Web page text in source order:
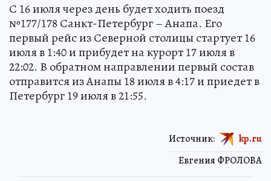
С 16 июля через день будет ходить поезд
№177/178 Санкт-Петербург – Анапа. Его
первый рейс из Северной столицы стартует 16
июля в 1:40 и прибудет на курорт 17 июля в
22:02. В обратном направлении первый состав
отправится из Анапы 18 июля в 4:17 и приедет в
Петербург 19 июля в 21:55.
Евгения ФРОЛОВА
Источник: kp.ru